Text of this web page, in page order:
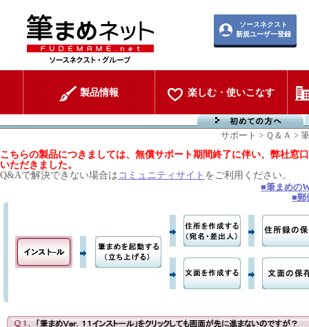
ソースネクスト
新規ユーザー登録
製品情報 楽しむ・使いこなす
サポート > Ｑ＆Ａ >
こちらの製品につきましては、無償サポート期間終了に伴い、弊社窓
いただきました。
Q&Aで解決できない場合は コミュニティサイト をご利用ください。
■筆まめの
■郵